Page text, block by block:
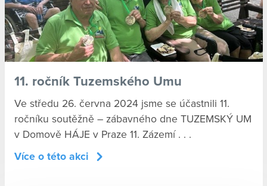
11. ročník Tuzemského Umu
Ve středu 26. června 2024 jsme se účastnili 11.
ročníku soutěžně – zábavného dne TUZEMSKÝ UM
v Domově HÁJE v Praze 11. Zázemí . . .
Více o této akci